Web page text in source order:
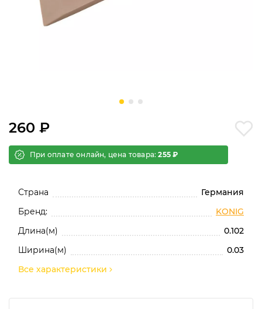
Страна
Германия
Бренд:
KONIG
Длина(м)
0.102
Ширина(м)
0.03
Все характеристики
260 ₽
При оплате онлайн, цена товара:255 ₽